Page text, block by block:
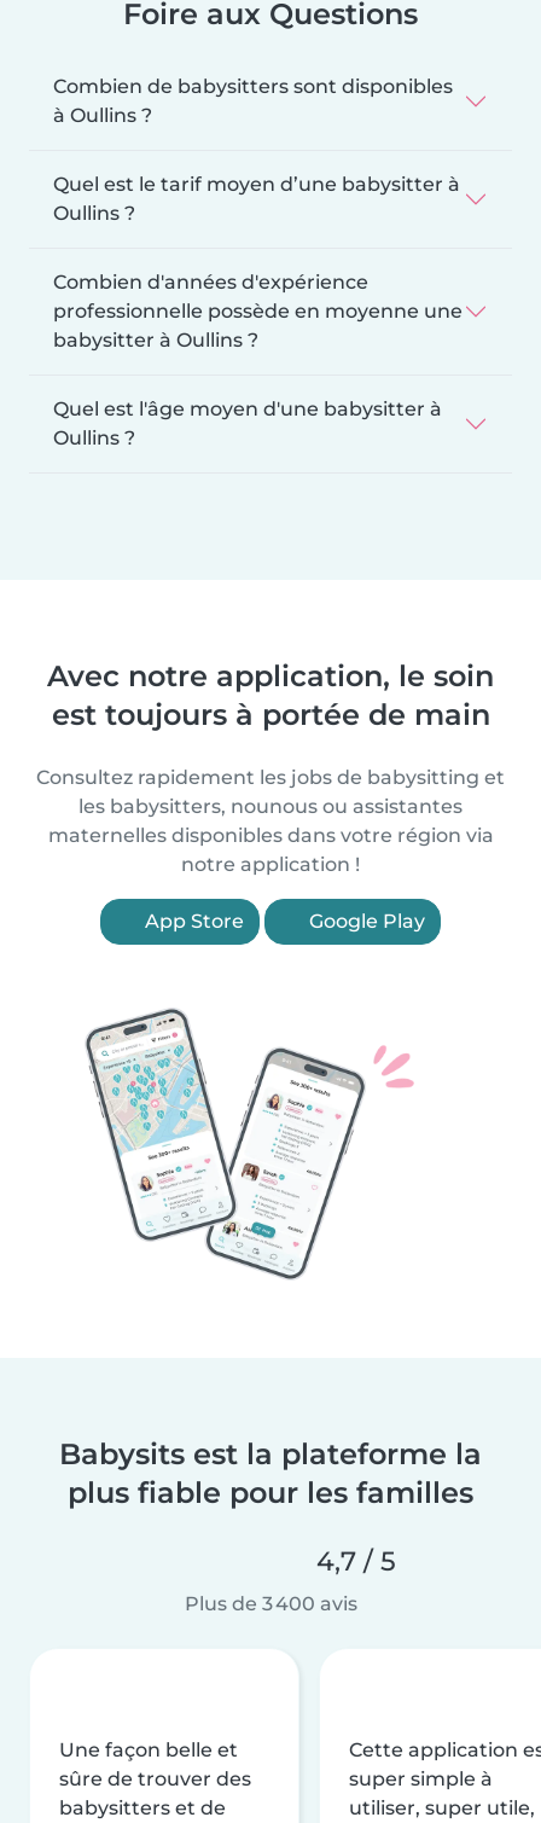
Foire aux Questions
Combien de babysitters sont disponibles
à Oullins ?
Quel est le tarif moyen d’une babysitter à
Oullins ?
Combien d'années d'expérience
professionnelle possède en moyenne une
babysitter à Oullins ?
Quel est l'âge moyen d'une babysitter à
Oullins ?
Avec notre application, le soin
est toujours à portée de main
Consultez rapidement les jobs de babysitting et
les babysitters, nounous ou assistantes
maternelles disponibles dans votre région via
notre application !
App Store Google Play
Babysits est la plateforme la
plus fiable pour les familles
4,7 / 5
Plus de 3 400 avis
Une façon belle et
sûre de trouver des
babysitters et de
Cette application
super simple à
utiliser, super utile,